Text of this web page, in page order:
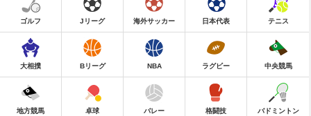
ゴルフ Jリーグ 海外サッカー 日本代表 テニス
大相撲 Bリーグ NBA ラグビー 中央競馬
地方競馬 卓球 バレー 格闘技 バドミントン